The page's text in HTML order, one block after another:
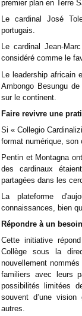
premier plan en Terre
Le cardinal José
portugais.
Le cardinal Jean-
considéré comme le
Le leadership africain
Ambongo Besungu
sur le continent.
Faire revivre une
Si « Collegio
format numérique, son
Pentin et Montagna
des cardinaux
partagées dans les
La plateforme
connaissances, bien
Répondre à un
Cette initiative
Collège sous la
nouvellement
familiers avec leurs
possibilités limitées
souvent d’une
autres.